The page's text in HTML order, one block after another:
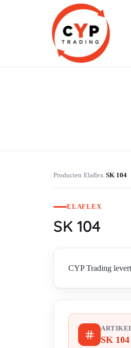
Producten›Elaflex›SK 104
ELAFLEX
SK 104
CYP Trading
SK 104